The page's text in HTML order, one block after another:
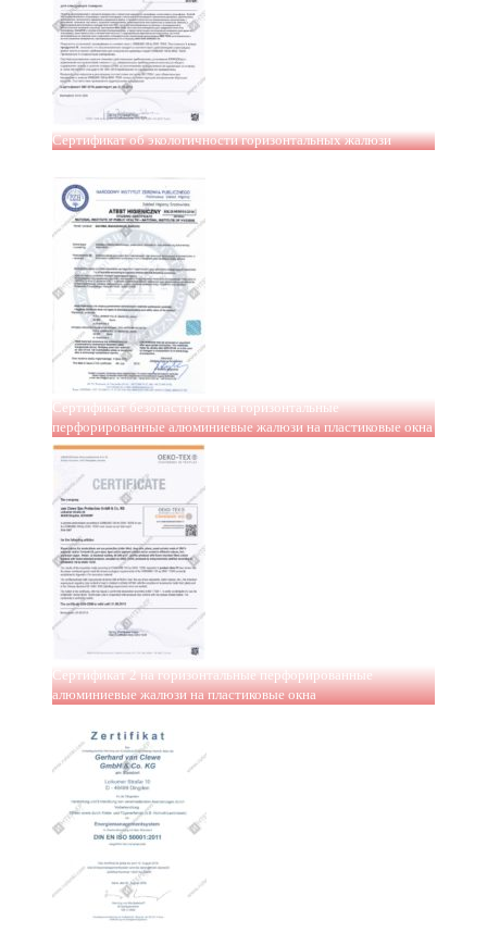
Сертификат об экологичности горизонтальных жалюзи
Сертификат безопастности на горизонтальные
перфорированные алюминиевые жалюзи на пластиковые окна
Сертификат 2 на горизонтальные перфорированные
алюминиевые жалюзи на пластиковые окна